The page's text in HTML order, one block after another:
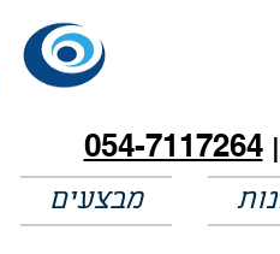
054-7117264
מבצעים